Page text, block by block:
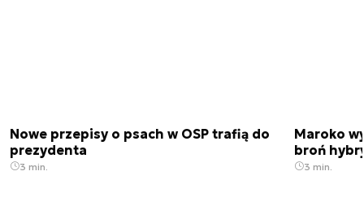
Nowe przepisy o psach w OSP trafią do
prezydenta
3 min.
Maroko
broń
3 min.